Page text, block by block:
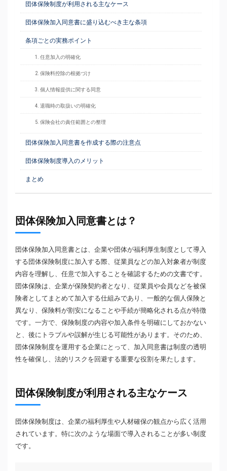
団体保険制度が利用される主なケース
団体保険加入同意書に盛り込むべき主な条項
条項ごとの実務ポイント
1. 任意加入の明確化
2. 保険料控除の根拠づけ
3. 個人情報提供に関する同意
4. 退職時の取扱いの明確化
5. 保険会社の責任範囲との整理
団体保険加入同意書を作成する際の注意点
団体保険制度導入のメリット
まとめ
団体保険加入同意書とは？
団体保険加入同意書とは、企業や団体が福利厚生制度として導入
する団体保険制度に加入する際、従業員などの加入対象者が制度
内容を理解し、任意で加入することを確認するための文書です。
団体保険は、企業が保険契約者となり、従業員や会員などを被保
険者としてまとめて加入する仕組みであり、一般的な個人保険と
異なり、保険料が割安になることや手続が簡略化される点が特徴
です。一方で、保険制度の内容や加入条件を明確にしておかない
と、後にトラブルや誤解が生じる可能性があります。そのため、
団体保険制度を運用する企業にとって、加入同意書は制度の透明
性を確保し、法的リスクを回避する重要な役割を果たします。
団体保険制度が利用される主なケース
団体保険制度は、企業の福利厚生や人材確保の観点から広く活用
されています。特に次のような場面で導入されることが多い制度
です。